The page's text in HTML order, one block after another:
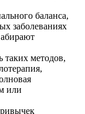
баланса,
заболеваниях
таких методов,
или